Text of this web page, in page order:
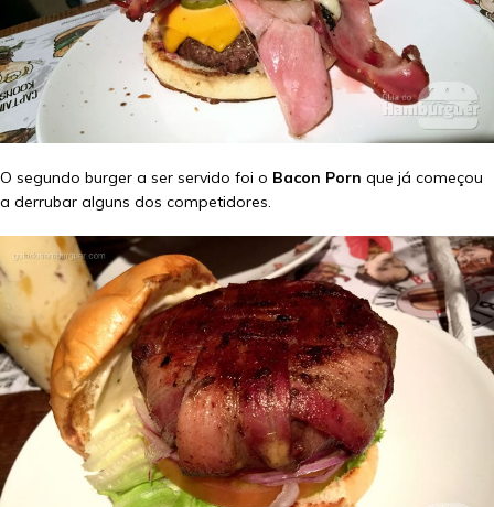
O segundo burger a ser servido foi o Bacon Porn que já começou
a derrubar alguns dos competidores.